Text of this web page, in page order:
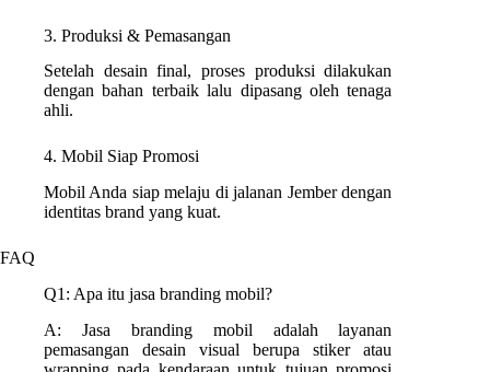
3. Produksi & Pemasangan
Setelah desain final, proses produksi dilakukan
dengan bahan terbaik lalu dipasang oleh tenaga
ahli.
4. Mobil Siap Promosi
Mobil Anda siap melaju di jalanan Jember dengan
identitas brand yang kuat.
FAQ
Q1: Apa itu jasa branding mobil?
A: Jasa branding mobil adalah layanan
pemasangan desain visual berupa stiker atau